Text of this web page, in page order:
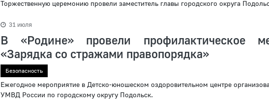
Торжественную церемонию провели заместитель главы городского округа
31 июля
В «Родине» провели профилактическое
«Зарядка со стражами правопорядка»
Безопасность
Ежегодное мероприятие в Детско-юношеском оздоровительном центре
УМВД России по городскому округу Подольск.